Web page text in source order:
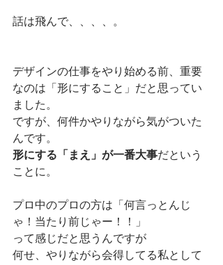
話は飛んで、、、、。
デザインの仕事をやり始める前、重要
なのは「形にすること」だと思ってい
ました。
ですが、何件かやりながら気がついた
んです。
形にする「まえ」が一番大事だという
ことに。
プロ中のプロの方は「何言っとんじ
ゃ！当たり前じゃー！！」
って感じだと思うんですが
何せ、やりながら会得してる私として